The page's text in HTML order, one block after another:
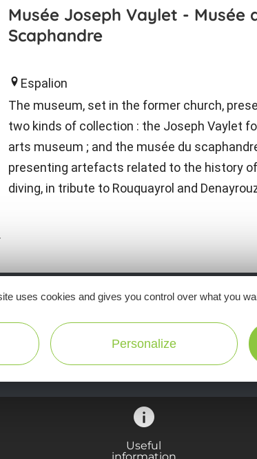
Musée Joseph Vaylet - Musée
Scaphandre
Espalion
The museum, set in the former church,
two kinds of collection : the Joseph Vaylet
arts museum ; and the musée du
presenting artefacts related to the history of
diving, in tribute to Rouquayrol and
Ne manquez pas notre newsletter
inspirer pour profiter pleinement de
Useful
information
uses cookies and gives you control over what you
Personalize